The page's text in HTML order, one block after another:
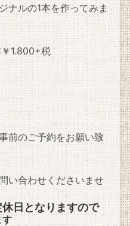
ナルの1本を作ってみま
1.800+税
前のご予約をお願い致
い合わせくださいませ
日となりますので
す